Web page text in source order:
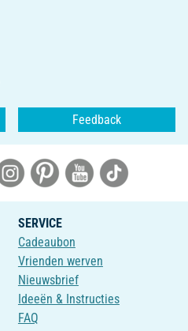
Feedback
SERVICE
Cadeaubon
Vrienden werven
Nieuwsbrief
Ideeën & Instructies
FAQ